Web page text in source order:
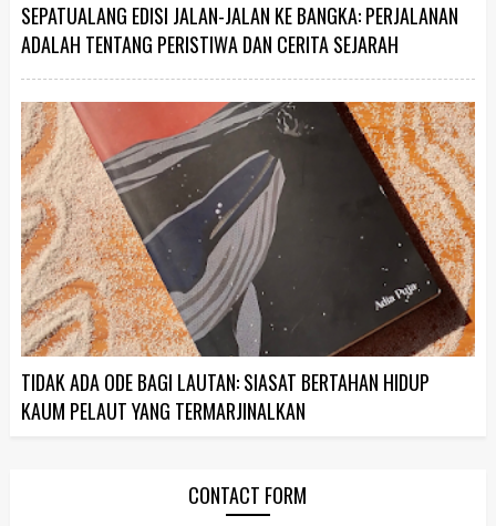
SEPATUALANG EDISI JALAN-JALAN KE BANGKA: PERJALANAN
ADALAH TENTANG PERISTIWA DAN CERITA SEJARAH
TIDAK ADA ODE BAGI LAUTAN: SIASAT BERTAHAN HIDUP
KAUM PELAUT YANG TERMARJINALKAN
CONTACT FORM